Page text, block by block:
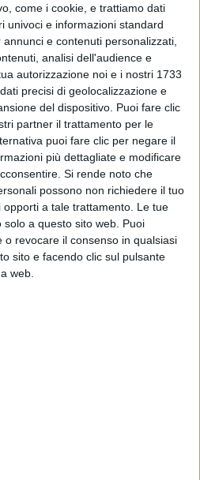
come i cookie, e trattiamo dati
univoci e informazioni standard
e contenuti personalizzati,
analisi dell'audience e
autorizzazione noi e i nostri 1733
precisi di geolocalizzazione e
del dispositivo. Puoi fare clic
partner il trattamento per le
puoi fare clic per negare il
più dettagliate e modificare
Si rende noto che
possono non richiedere il tuo
a tale trattamento. Le tue
a questo sito web. Puoi
o revocare il consenso in qualsiasi
sito e facendo clic sul pulsante
web.